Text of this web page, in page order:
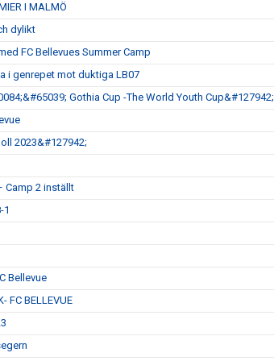
I MALMÖ
dylikt
FC Bellevues Summer Camp
i genrepet mot duktiga LB07
Gothia Cup -The World Youth Cup&#127942;
2023&#127942;
Camp 2 inställt
1
Bellevue
FC BELLEVUE